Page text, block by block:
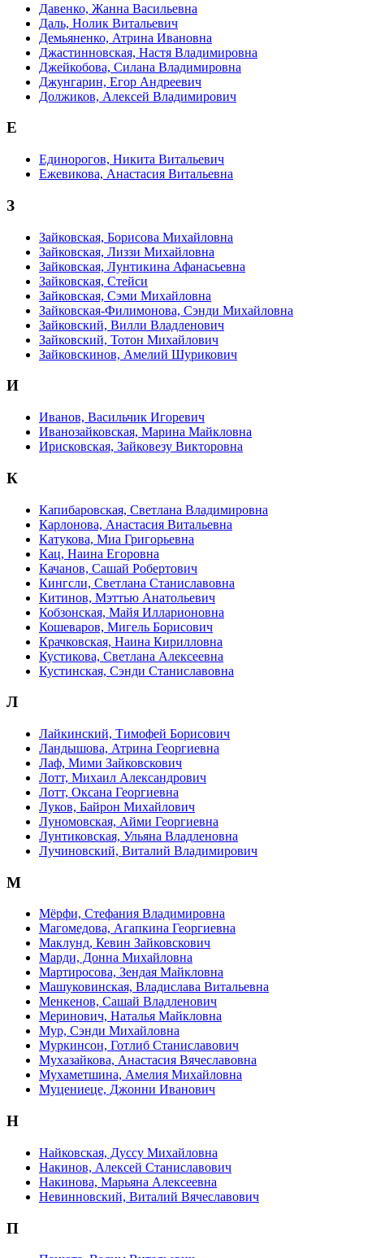
Давенко, Жанна Васильевна
Даль, Нолик Витальевич
Демьяненко, Атрина Ивановна
Джастинновская, Настя Владимировна
Джейкобова, Силана Владимировна
Джунгарин, Егор Андреевич
Должиков, Алексей Владимирович
Е
Единорогов, Никита Витальевич
Ежевикова, Анастасия Витальевна
З
Зайковская, Борисова Михайловна
Зайковская, Лиззи Михайловна
Зайковская, Лунтикина Афанасьевна
Зайковская, Стейси
Зайковская, Сэми Михайловна
Зайковская-Филимонова, Сэнди Михайловна
Зайковский, Вилли Владленович
Зайковский, Тотон Михайлович
Зайковскинов, Амелий Шурикович
И
Иванов, Васильчик Игоревич
Иванозайковская, Марина Майкловна
Ирисковская, Зайковезу Викторовна
К
Капибаровская, Светлана Владимировна
Карлонова, Анастасия Витальевна
Катукова, Миа Григорьевна
Кац, Наина Егоровна
Качанов, Сашай Робертович
Кингсли, Светлана Станиславовна
Китинов, Мэттью Анатольевич
Кобзонская, Майя Илларионовна
Кошеваров, Мигель Борисович
Крачковская, Наина Кирилловна
Кустикова, Светлана Алексеевна
Кустинская, Сэнди Станиславовна
Л
Лайкинский, Тимофей Борисович
Ландышова, Атрина Георгиевна
Лаф, Мими Зайковскович
Лотт, Михаил Александрович
Лотт, Оксана Георгиевна
Луков, Байрон Михайлович
Луномовская, Айми Георгиевна
Лунтиковская, Ульяна Владленовна
Лучиновский, Виталий Владимирович
М
Мёрфи, Стефания Владимировна
Магомедова, Агапкина Георгиевна
Маклунд, Кевин Зайковскович
Марди, Донна Михайловна
Мартиросова, Зендая Майкловна
Машуковинская, Владислава Витальевна
Менкенов, Сашай Владленович
Меринович, Наталья Майкловна
Мур, Сэнди Михайловна
Муркинсон, Готлиб Станиславович
Мухазайкова, Анастасия Вячеславовна
Мухаметшина, Амелия Михайловна
Муцениеце, Джонни Иванович
Н
Найковская, Дуссу Михайловна
Накинов, Алексей Станиславович
Накинова, Марьяна Алексеевна
Невинновский, Виталий Вячеславович
П